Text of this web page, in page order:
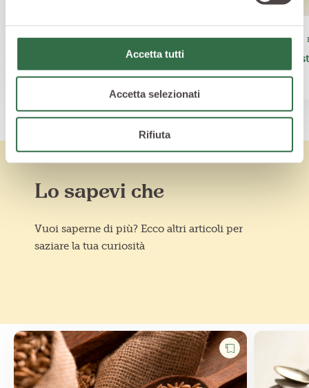
Accetta tutti
Accetta selezionati
Rifiuta
SECONDI PIATTI
Insalata greca con farro e arancia
PRIMI
Lo sapevi che
Vuoi saperne di più? Ecco altri articoli per
saziare la tua curiosità